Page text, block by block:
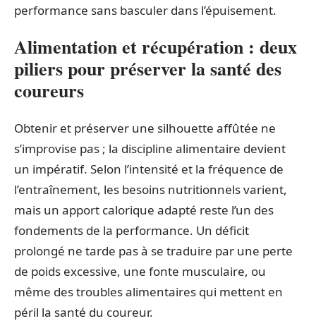
performance sans basculer dans l’épuisement.
Alimentation et récupération : deux
piliers pour préserver la santé des
coureurs
Obtenir et préserver une silhouette affûtée ne
s’improvise pas ; la discipline alimentaire devient
un impératif. Selon l’intensité et la fréquence de
l’entraînement, les besoins nutritionnels varient,
mais un apport calorique adapté reste l’un des
fondements de la performance. Un déficit
prolongé ne tarde pas à se traduire par une perte
de poids excessive, une fonte musculaire, ou
même des troubles alimentaires qui mettent en
péril la santé du coureur.